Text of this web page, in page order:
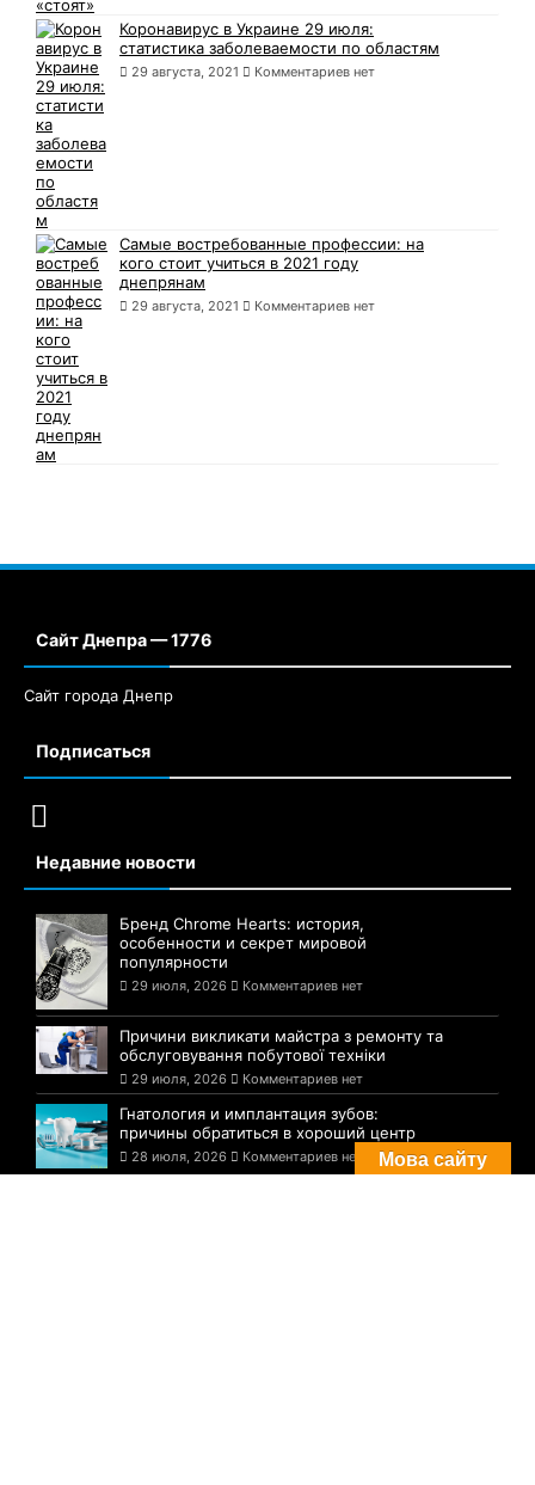
Коронавирус в Украине 29 июля:
статистика заболеваемости по областям
29 августа, 2021 Комментариев нет
Самые востребованные профессии: на
кого стоит учиться в 2021 году
днепрянам
29 августа, 2021 Комментариев нет
Сайт Днепра — 1776
Сайт города Днепр
Подписаться
Недавние новости
Бренд Chrome Hearts: история,
особенности и секрет мировой
популярности
29 июля, 2026 Комментариев нет
Причини викликати майстра з ремонту та
обслуговування побутової техніки
29 июля, 2026 Комментариев нет
Гнатология и имплантация зубов:
причины обратиться в хороший центр
28 июля, 2026 Комментариев нет Мова сайту